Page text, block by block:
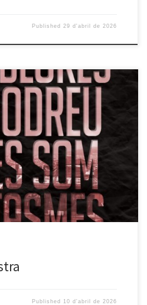
Published 29 d'abril de 2026
el propietari de Blokes Fantasma ha
nos. Vol destruir un projecte de
la gent jove i currela de Nou Barris
la llar de centenars de persones
Published 10 d'abril de 2026